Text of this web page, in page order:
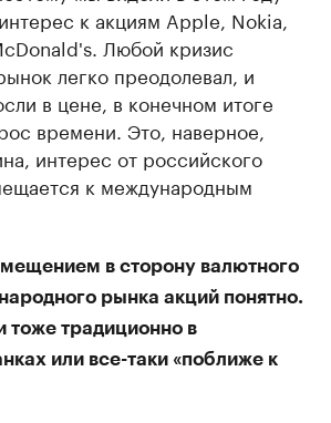
к акциям Apple, Nokia,
Любой кризис
легко преодолевал, и
в цене, в конечном итоге
времени. Это, наверное,
интерес от российского
к международным
в сторону валютного
рынка акций понятно.
тоже традиционно в
или все-таки «поближе к